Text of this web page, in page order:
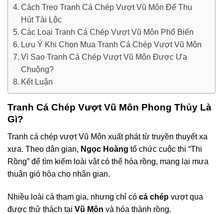
Cách Treo Tranh Cá Chép Vượt Vũ Môn Để Thu
Hút Tài Lộc
Các Loại Tranh Cá Chép Vượt Vũ Môn Phổ Biến
Lưu Ý Khi Chọn Mua Tranh Cá Chép Vượt Vũ Môn
Vì Sao Tranh Cá Chép Vượt Vũ Môn Được Ưa
Chuộng?
Kết Luận
Tranh Cá Chép Vượt Vũ Môn Phong Thủy Là
Gì?
Tranh cá chép vượt Vũ Môn xuất phát từ truyền thuyết xa
xưa. Theo dân gian, Ngọc Hoàng tổ chức cuộc thi “Thi
Rồng” để tìm kiếm loài vật có thể hóa rồng, mang lại mưa
thuận gió hòa cho nhân gian.
Nhiều loài cá tham gia, nhưng chỉ có cá chép vượt qua
được thử thách tại Vũ Môn và hóa thành rồng.